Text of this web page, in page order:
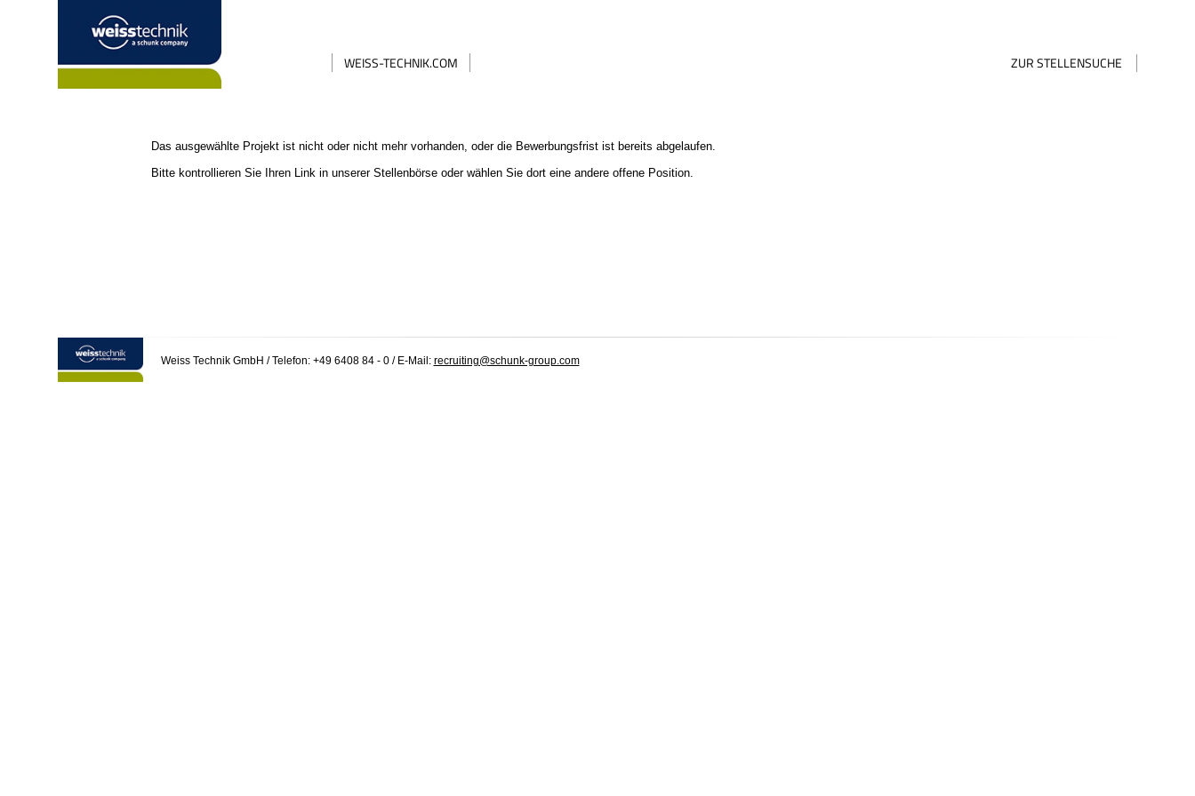
WEISS-TECHNIK.COM ZUR STELLENSUCHE
Das ausgewählte Projekt ist nicht oder nicht mehr vorhanden, oder die Bewerbungsfrist ist bereits abgelaufen.
Bitte kontrollieren Sie Ihren Link in unserer Stellenbörse oder wählen Sie dort eine andere offene Position.
Weiss Technik GmbH / Telefon: +49 6408 84 - 0 / E-Mail: recruiting@schunk-group.com